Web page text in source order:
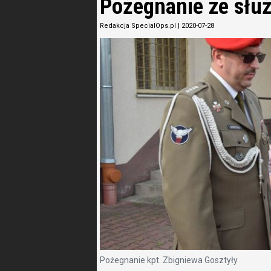
Pożegnanie ze
Redakcja SpecialOps.pl | 2020-07-28
Pożegnanie kpt. Zbigniewa Gosztyły